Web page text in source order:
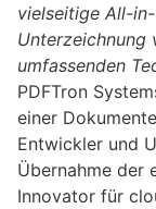
vielseitige All-
Unterzeichnung
umfassenden
PDFTron
einer
Entwickler und
Übernahme der
Innovator für